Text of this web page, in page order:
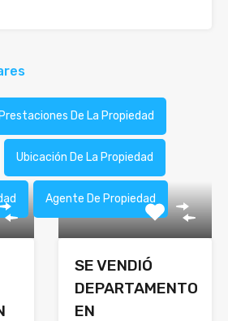
Prestaciones De La Propiedad
Ubicación De La Propiedad
Agente De Propiedad
SE VENDIÓ
DEPARTAMENTO
EN